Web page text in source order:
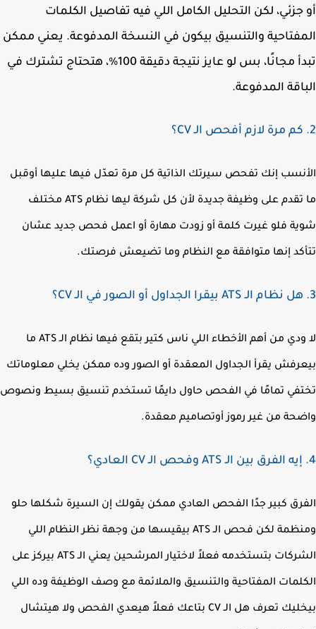
لكن التحليل الكامل اللي فيه تفاصيل الكلمات
والتنسيق بيكون في النسخة المدفوعة. يعني ممكن
تبدأ مجانًا، بس لو عايز نتيجة دقيقة 100%، هتحتاج تشترك في
المدفوعة.
إنك تفحص سيرتك الذاتية كل مرة تعدّل فيها عليها أوقبل
ما تقدم على وظيفة جديدة لأن كل شركة ليها نظام ATS مختلف
فلو غيرت كلمة أو زودت مهارة أو اعمل فحص جديد عشان
إنها متوافقة مع النظام وما تضيعش فرصتك.
لا ودي من أهم الأخطاء اللي ناس كتير بتقع فيها نظام الـ ATS ما
يقرأ الجداول المعقدة أو الصور وده ممكن يخلي معلوماتك
تمامًا في الفحص حاول دايمًا تستخدم تنسيق بسيط ونصوص
من غير رموز أوتصاميم معقدة.
كبير جدًا الفحص العادي ممكن يقولك إن السيرة شكلها حلو
ومنظمة لكن فحص الـ ATS بيقيسها من وجهة نظر النظام اللي
الشركات بتستخدمه فعلاً لاختيار المرشحين يعني الـ ATS بيركز على
المفتاحية والتنسيق والملائمة مع وصف الوظيفة وده اللي
بيخليك تعرف هل الـ CV بتاعك فعلاً هيعدي الفحص ولا هيتشال